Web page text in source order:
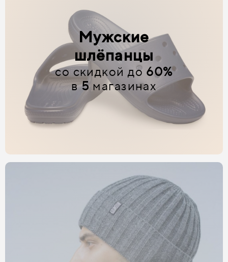
Мужские
шлёпанцы
со скидкой до 60%
в5 магазинах